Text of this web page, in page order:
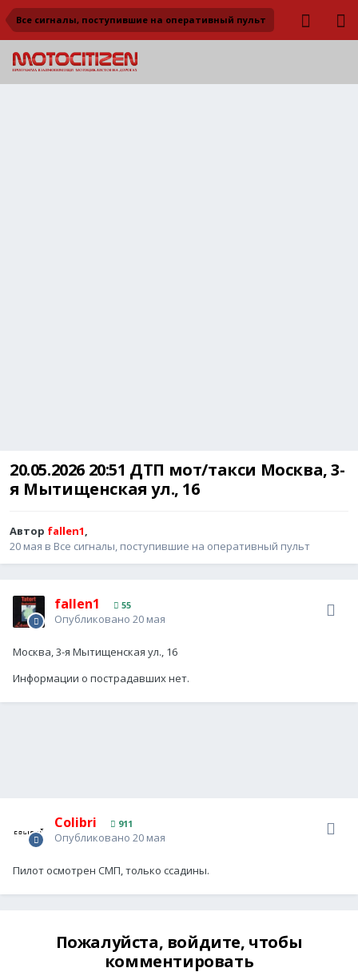
Все сигналы, поступившие на оперативный пульт
20.05.2026 20:51 ДТП мот/такси Москва, 3-
я Мытищенская ул., 16
Автор fallen1,
20 мая в Все сигналы, поступившие на оперативный пульт
fallen1 55
Опубликовано 20 мая
Москва, 3-я Мытищенская ул., 16
Информации о пострадавших нет.
Colibri 911
Опубликовано 20 мая
Пилот осмотрен СМП, только ссадины.
Пожалуйста, войдите, чтобы
комментировать